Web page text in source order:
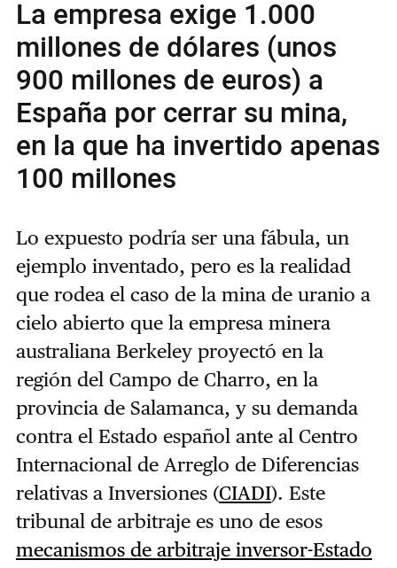
La empresa exige 1.000
millones de dólares (unos
900 millones de euros) a
España por cerrar su mina,
en la que ha invertido apenas
100 millones
Lo expuesto podría ser una fábula, un
ejemplo inventado, pero es la realidad
que rodea el caso de la mina de uranio a
cielo abierto que la empresa minera
australiana Berkeley proyectó en la
región del Campo de Charro, en la
provincia de Salamanca, y su demanda
contra el Estado español ante al Centro
Internacional de Arreglo de Diferencias
relativas a Inversiones (CIADI). Este
tribunal de arbitraje es uno de esos
mecanismos de arbitraje inversor-Estado